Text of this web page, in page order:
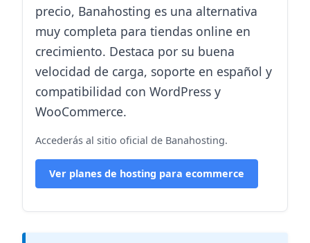
precio, Banahosting es una alternativa
muy completa para tiendas online en
crecimiento. Destaca por su buena
velocidad de carga, soporte en español y
compatibilidad con WordPress y
WooCommerce.
Accederás al sitio oficial de Banahosting.
Ver planes de hosting para ecommerce